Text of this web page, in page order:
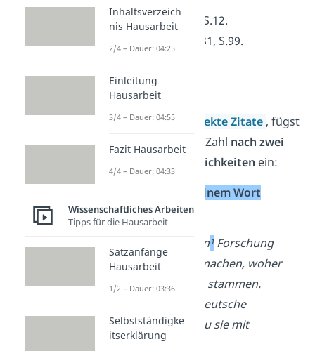
¹ Langer et al., 1974, S.12.
² Ballstaedt et al., 1981, S.99.
Indirekte Zitate:
Verwendest du
indirekte Zitate, fügst
du die hochgestellte Zahl nach zwei
verschiedenen Möglichkeiten ein:
nach einem Wort
Bei einer empirischen¹Forschung
musst du kenntlich machen, woher
deine Informationen stammen.
Verwendest du die deutsche
Zitierweise, zitierst du sie mit
Inhaltsverzeich
nis Hausarbeit
2/4 – Dauer: 04:25
Einleitung
Hausarbeit
3/4 – Dauer: 04:55
Fazit Hausarbeit
4/4 – Dauer: 04:33
Wissenschaftliches Arbeiten
Tipps für die Hausarbeit
Satzanfänge
Hausarbeit
1/2 – Dauer: 03:36
Selbstständigke
itserklärung